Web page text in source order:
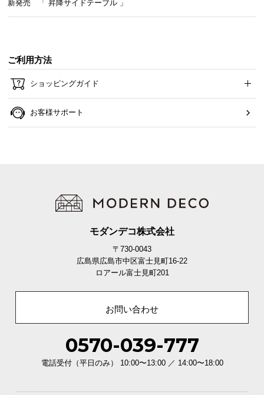
新発売 「 昇降サイドテーブル 」
ご利用方法
ショッピングガイド
お客様サポート
モダンデコ株式会社
〒730-0043
広島県広島市中区富士見町16-22
ロアール富士見町201
お問い合わせ
0570-039-777
電話受付（平日のみ） 10:00〜13:00 ／ 14:00〜18:00